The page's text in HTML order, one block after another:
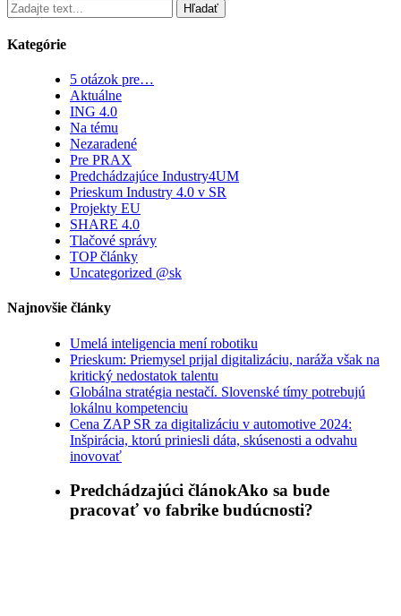
Hľadať
Kategórie
5 otázok pre…
Aktuálne
ING 4.0
Na tému
Nezaradené
Pre PRAX
Predchádzajúce Industry4UM
Prieskum Industry 4.0 v SR
Projekty EU
SHARE 4.0
Tlačové správy
TOP články
Uncategorized @sk
Najnovšie články
Umelá inteligencia mení robotiku
Prieskum: Priemysel prijal digitalizáciu, naráža však na
kritický nedostatok talentu
Globálna stratégia nestačí. Slovenské tímy potrebujú
lokálnu kompetenciu
Cena ZAP SR za digitalizáciu v automotive 2024:
Inšpirácia, ktorú priniesli dáta, skúsenosti a odvahu
inovovať
Predchádzajúci článokAko sa bude
pracovať vo fabrike budúcnosti?